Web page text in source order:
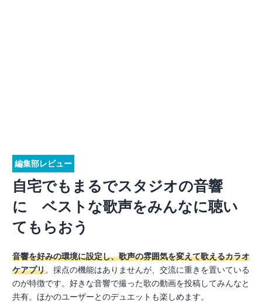
編集部レビュー
自宅でもまるでスタジオの音響
に ベストな歌声をみんなに聴い
てもらおう
音響を好みの環境に設定し、歌声の雰囲気を変えて歌えるカラオ
ケアプリ。採点の機能はありませんが、交流に重きを置いている
のが特徴です。好きな音響で撮った歌の動画を投稿してみんなと
共有。ほかのユーザーとのデュエットも楽しめます。